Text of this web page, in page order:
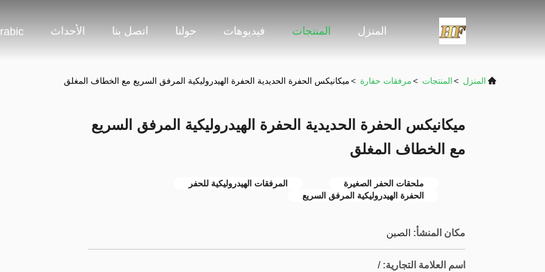
المنزل المنتجات فيديوهات حولنا اتصل بنا الأحداث
المنزل >المنتجات >مرفقات حفارة >ميكانيكس الحفرة الحديدية الحفرة الهيدروليكية المرفق السريع مع الخطاف المغلق
ميكانيكس الحفرة الحديدية الحفرة الهيدروليكية المرفق السريع
مع الخطاف المغلق
ملحقات الحفر الصغيرة
المرفقات الهيدروليكية للحفر
الحفرة الهيدروليكية المرفق السريع
مكان المنشأ: الصين
اسم العلامة التجارية: /